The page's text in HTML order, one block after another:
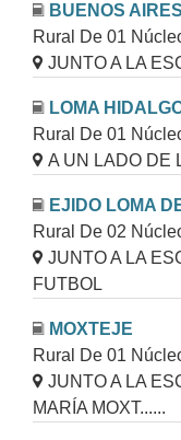
BUENOS AIRES
Rural De 01
JUNTO A LA
LOMA
Rural De 01
A UN LADO DE
EJIDO LOMA
Rural De 02
JUNTO A LA
FUTBOL
MOXTEJE
Rural De 01
JUNTO A LA
MARÍA MOXT......